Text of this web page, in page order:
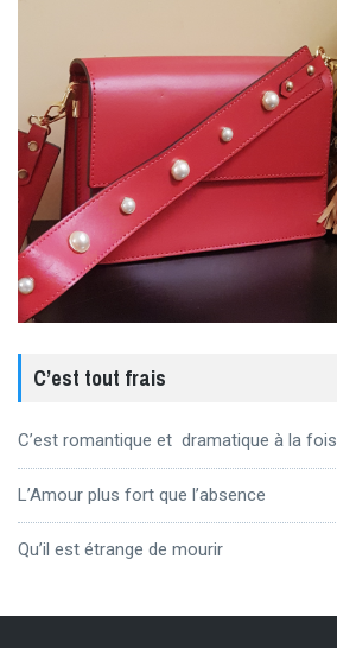
C’est tout frais
C’est romantique et dramatique à la fois
L’Amour plus fort que l’absence
Qu’il est étrange de mourir